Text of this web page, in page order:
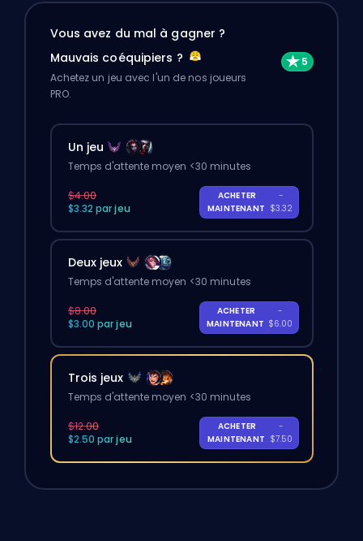
Vous avez du mal à gagner ?
Mauvais coéquipiers ?
Achetez un jeu avec l'un de nos joueurs
PRO.
Un jeu
Temps d'attente moyen <30 minutes
$4.00
$3.32 par jeu
ACHETER
MAINTENANT
-
$3.32
Deux jeux
Temps d'attente moyen <30 minutes
$8.00
$3.00 par jeu
ACHETER
MAINTENANT
-
$6.00
Trois jeux
Temps d'attente moyen <30 minutes
$12.00
$2.50 par jeu
ACHETER
MAINTENANT
-
$7.50